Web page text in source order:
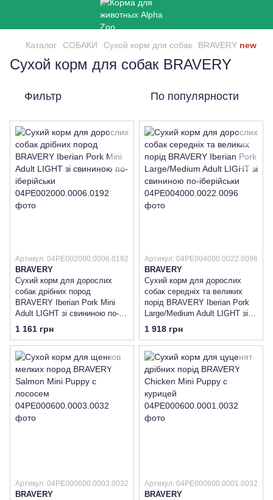
Каталог СОБАКИ Сухой корм для собак BRAVERY new
Сухой корм для собак BRAVERY
Фильтр По популярности
Артикул: 04PE002000.0006.0192
BRAVERY
Сухий корм для дорослих
собак дрібних пород
BRAVERY Iberian Pork Mini
Adult LIGHT зі свининою по-
іберійськи
1 161 грн
Артикул: 04PE004000.0022.0096
BRAVERY
Сухий корм для дорослих
собак cередніх та великих
порід BRAVERY Iberian Pork
Large/Medium Adult LIGHT зі
свининою по-іберійськи
1 918 грн
Артикул: 04PE000600.0003.0032
BRAVERY
Артикул: 04PE000600.0001.0032
BRAVERY